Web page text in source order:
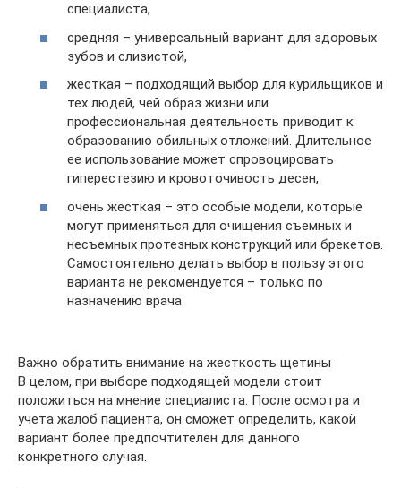
специалиста,
средняя – универсальный вариант для здоровых
зубов и слизистой,
жесткая – подходящий выбор для курильщиков и
тех людей, чей образ жизни или
профессиональная деятельность приводит к
образованию обильных отложений. Длительное
ее использование может спровоцировать
гиперестезию и кровоточивость десен,
очень жесткая – это особые модели, которые
могут применяться для очищения съемных и
несъемных протезных конструкций или брекетов.
Самостоятельно делать выбор в пользу этого
варианта не рекомендуется – только по
назначению врача.
Важно обратить внимание на жесткость щетины
В целом, при выборе подходящей модели стоит
положиться на мнение специалиста. После осмотра и
учета жалоб пациента, он сможет определить, какой
вариант более предпочтителен для данного
конкретного случая.